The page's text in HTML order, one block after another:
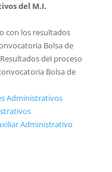
del M.I.
con los resultados
Bolsa de
del proceso
Bolsa de
Administrativos
Administrativo